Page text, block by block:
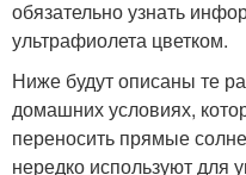
обязательно узнать
ультрафиолета цветком.
Ниже будут описаны те
домашних условиях,
переносить прямые
нередко используют для